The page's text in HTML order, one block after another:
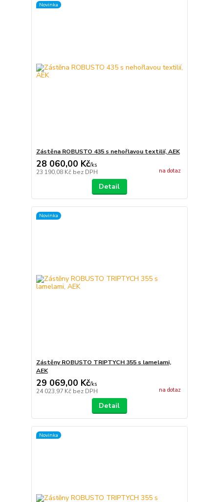
Novinka
Zástěna ROBUSTO 435 s nehořlavou textilií, AEK
28 060,00 Kč/ks
23 190,08 Kč bez DPH na dotaz
Detail
Novinka
Zástěny ROBUSTO TRIPTYCH 355 s lamelami,
AEK
29 069,00 Kč/ks
24 023,97 Kč bez DPH na dotaz
Detail
Novinka